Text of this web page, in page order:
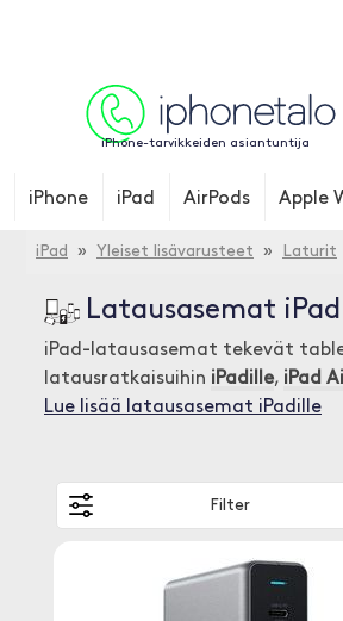
iPhone-tarvikkeiden asiantuntija
iPhone iPad AirPods Apple
iPad » Yleiset lisävarusteet » Laturit
Latausasemat
iPad-latausasemat tekevät
latausratkaisuihin iPadille, iPad
Lue lisää latausasemat iPadille
Filter